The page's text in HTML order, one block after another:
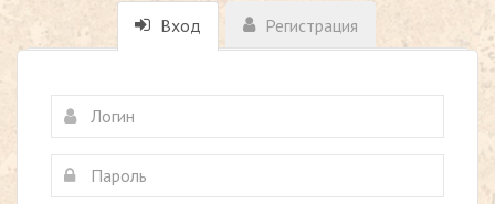
Вход Регистрация